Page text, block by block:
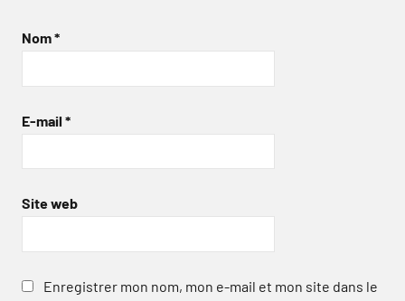
Nom*
E-mail *
Site web
Enregistrer mon nom, mon e-mail et mon site dans le